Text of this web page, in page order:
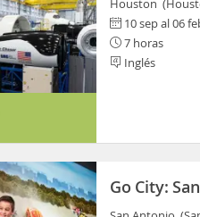
Houston
10 sep al 06
7 horas
Inglés
Go City: